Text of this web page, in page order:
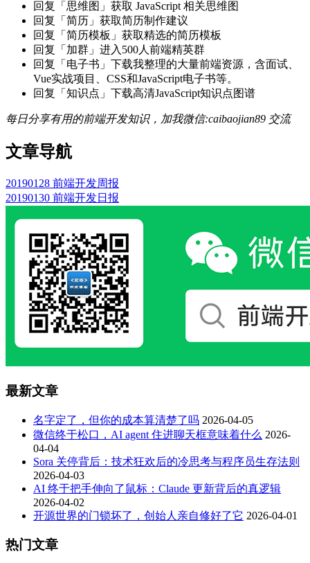
回复「思维图」获取 JavaScript 相关思维图
回复「简历」获取简历制作建议
回复「简历模板」获取精选的简历模板
回复「加群」进入500人前端精英群
回复「电子书」下载我整理的大量前端资源，含面试、
Vue实战项目、CSS和JavaScript电子书等。
回复「知识点」下载高清JavaScript知识点图谱
每日分享有用的前端开发知识，加我微信:caibaojian89 交流
文章导航
20190128 前端开发周报
20190130 前端开发日报
最新文章
名字定了，但你的成本算清楚了吗 2026-04-05
微信终于松口，AI agent 住进聊天框意味着什么 2026-
04-04
Sora 关停背后：技术狂欢后的冷思考与程序员生存法则
2026-04-03
AI 终于把手伸向了鼠标：Claude 更新背后的真逻辑
2026-04-02
开源世界的门锁坏了，创始人亲自修好了它 2026-04-01
热门文章